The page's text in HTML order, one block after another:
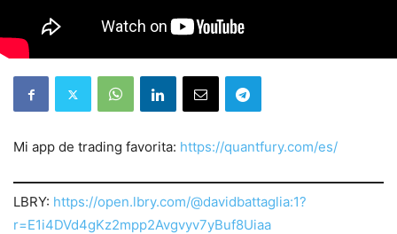
Mi app de trading favorita: https://quantfury.com/es/
LBRY: https://open.lbry.com/@davidbattaglia:1?
r=E1i4DVd4gKz2mpp2Avgvyv7yBuf8Uiaa